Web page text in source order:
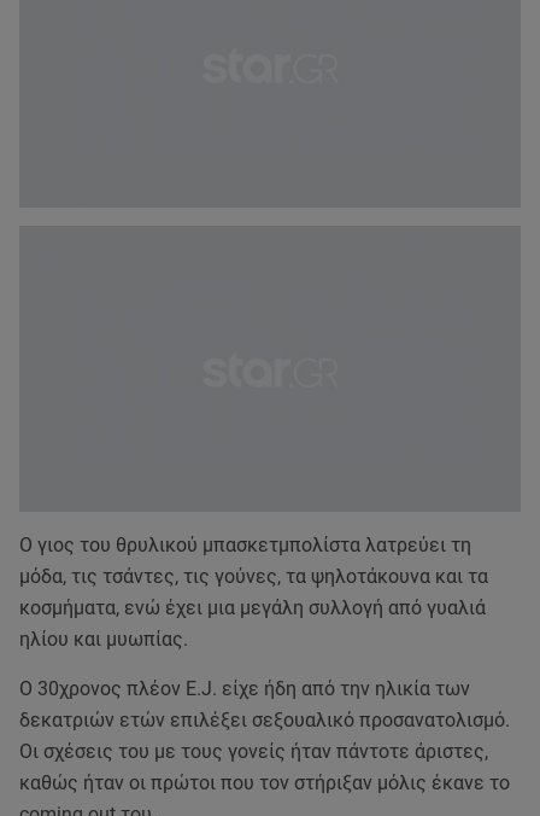
Ο γιος του θρυλικού μπασκετμπολίστα λατρεύει τη
μόδα, τις τσάντες, τις γούνες, τα ψηλοτάκουνα και τα
κοσμήματα, ενώ έχει μια μεγάλη συλλογή από γυαλιά
ηλίου και μυωπίας.
Ο 30χρονος πλέον E.J. είχε ήδη από την ηλικία των
δεκατριών ετών επιλέξει σεξουαλικό προσανατολισμό.
Οι σχέσεις του με τους γονείς ήταν πάντοτε άριστες,
καθώς ήταν οι πρώτοι που τον στήριξαν μόλις έκανε το